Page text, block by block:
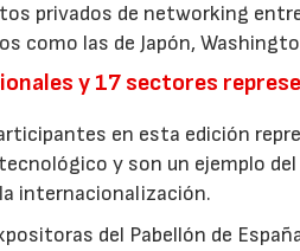
privados de networking
como las de Japón,
y 17 sectores
en esta edición
y son un ejemplo
internacionalización.
del Pabellón de